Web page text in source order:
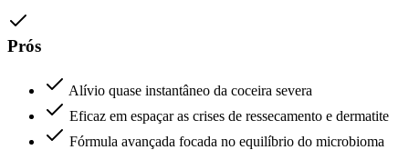
Prós
Alívio quase instantâneo da coceira severa
Eficaz em espaçar as crises de ressecamento e dermatite
Fórmula avançada focada no equilíbrio do microbioma